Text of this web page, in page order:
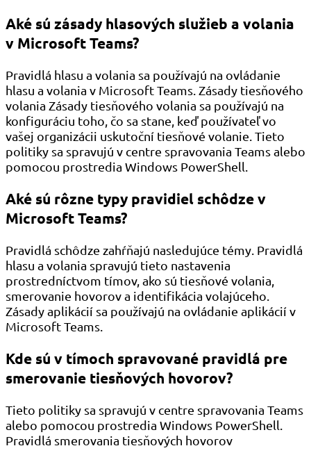
Aké sú zásady hlasových služieb a volania
v Microsoft Teams?
Pravidlá hlasu a volania sa používajú na ovládanie
hlasu a volania v Microsoft Teams. Zásady tiesňového
volania Zásady tiesňového volania sa používajú na
konfiguráciu toho, čo sa stane, keď používateľ vo
vašej organizácii uskutoční tiesňové volanie. Tieto
politiky sa spravujú v centre spravovania Teams alebo
pomocou prostredia Windows PowerShell.
Aké sú rôzne typy pravidiel schôdze v
Microsoft Teams?
Pravidlá schôdze zahŕňajú nasledujúce témy. Pravidlá
hlasu a volania spravujú tieto nastavenia
prostredníctvom tímov, ako sú tiesňové volania,
smerovanie hovorov a identifikácia volajúceho.
Zásady aplikácií sa používajú na ovládanie aplikácií v
Microsoft Teams.
Kde sú v tímoch spravované pravidlá pre
smerovanie tiesňových hovorov?
Tieto politiky sa spravujú v centre spravovania Teams
alebo pomocou prostredia Windows PowerShell.
Pravidlá smerovania tiesňových hovorov